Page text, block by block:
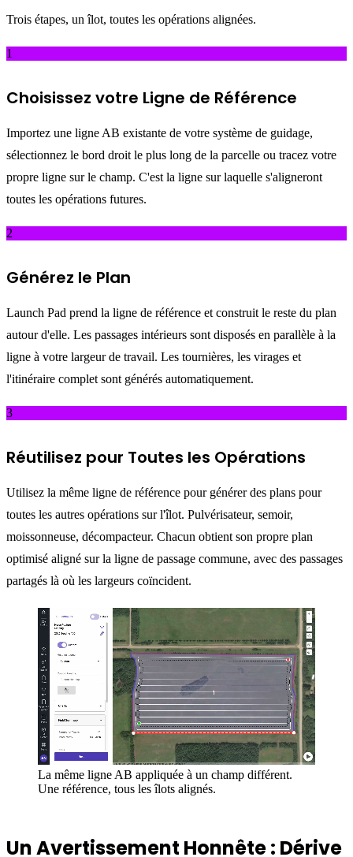
Trois étapes, un îlot, toutes les opérations alignées.
1
Choisissez votre Ligne de Référence
Importez une ligne AB existante de votre système de guidage,
sélectionnez le bord droit le plus long de la parcelle ou tracez votre
propre ligne sur le champ. C'est la ligne sur laquelle s'aligneront
toutes les opérations futures.
2
Générez le Plan
Launch Pad prend la ligne de référence et construit le reste du plan
autour d'elle. Les passages intérieurs sont disposés en parallèle à la
ligne à votre largeur de travail. Les tournières, les virages et
l'itinéraire complet sont générés automatiquement.
3
Réutilisez pour Toutes les Opérations
Utilisez la même ligne de référence pour générer des plans pour
toutes les autres opérations sur l'îlot. Pulvérisateur, semoir,
moissonneuse, décompacteur. Chacun obtient son propre plan
optimisé aligné sur la ligne de passage commune, avec des passages
partagés là où les largeurs coïncident.
La même ligne AB appliquée à un champ différent.
Une référence, tous les îlots alignés.
Un Avertissement Honnête : Dérive